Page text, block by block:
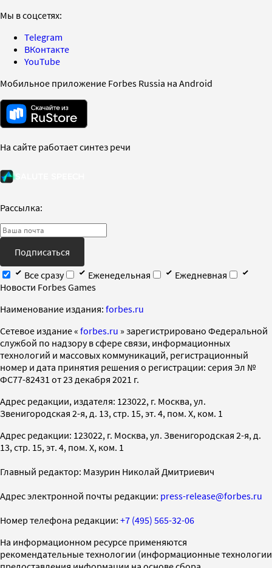
Мы в соцсетях:
Telegram
ВКонтакте
YouTube
Мобильное приложение Forbes Russia на Android
На сайте работает синтез речи
Рассылка:
Подписаться
Все сразу
Еженедельная
Ежедневная
Новости Forbes Games
Наименование издания: forbes.ru
Cетевое издание « forbes.ru » зарегистрировано Федеральной
службой по надзору в сфере связи, информационных
технологий и массовых коммуникаций, регистрационный
номер и дата принятия решения о регистрации: серия Эл №
ФС77-82431 от 23 декабря 2021 г.
Адрес редакции, издателя: 123022, г. Москва, ул.
Звенигородская 2-я, д. 13, стр. 15, эт. 4, пом. X, ком. 1
Адрес редакции: 123022, г. Москва, ул. Звенигородская 2-я, д.
13, стр. 15, эт. 4, пом. X, ком. 1
Главный редактор: Мазурин Николай Дмитриевич
Адрес электронной почты редакции: press-release@forbes.ru
Номер телефона редакции: +7 (495) 565-32-06
На информационном ресурсе применяются
рекомендательные технологии (информационные технологии